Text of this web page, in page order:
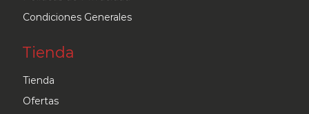
Condiciones Generales
Tienda
Tienda
Ofertas